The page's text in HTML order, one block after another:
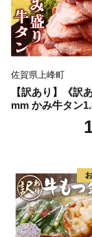
佐賀県上峰町
【訳あり】《訳
mm かみ牛タン